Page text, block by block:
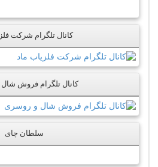
کانال تلگرام شرکت
کانال تلگرام فروش
سلطان چای